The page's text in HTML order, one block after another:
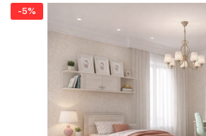
-5%